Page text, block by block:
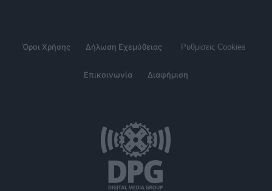
Όροι Χρήσης Δήλωση Εχεμύθειας Ρυθμίσεις Cookies
Επικοινωνία Διαφήμιση